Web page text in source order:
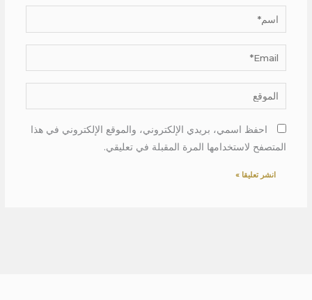
اسم*
Email*
الموقع
احفظ اسمي، بريدي الإلكتروني، والموقع الإلكتروني في هذا
المتصفح لاستخدامها المرة المقبلة في تعليقي.